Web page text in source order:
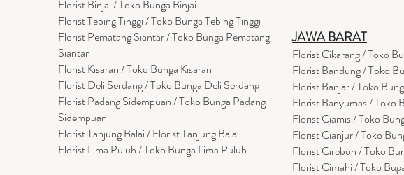
Florist Binjai / Toko Bunga Binjai
Florist Tebing Tinggi / Toko Bunga Tebing Tinggi
Florist Pematang Siantar / Toko Bunga Pematang
Siantar
Florist Kisaran / Toko Bunga Kisaran
Florist Deli Serdang / Toko Bunga Deli Serdang
Florist Padang Sidempuan / Toko Bunga Padang
Sidempuan
Florist Tanjung Balai / Florist Tanjung Balai
Florist Lima Puluh / Toko Bunga Lima Puluh
JAWA BARAT
Florist Cikarang/ Toko
Florist Bandung / Toko
Florist Banjar / Toko
Florist Banyumas / Toko
Florist Ciamis / Toko
Florist Cianjur / Toko
Florist Cirebon / Toko
Florist Cimahi / Toko